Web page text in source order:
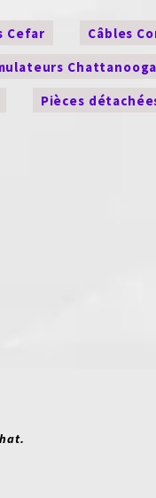
Cefar
Câbles
Pièces